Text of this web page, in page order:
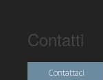
Contatti
Contattaci